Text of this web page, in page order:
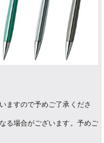
ますので予めご了承くださ
る場合がございます。予めご